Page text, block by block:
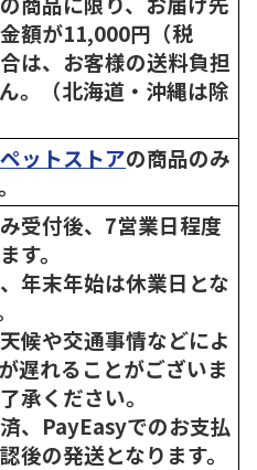
額が11,000円（税
は、お客様の送料負担
。（北海道・沖縄は除
ペットストアの商品のみ
受付後、7営業日程度
す。
年末年始は休業日とな
候や交通事情などによ
遅れることがございま
承ください。
、PayEasyでのお支払
後の発送となります。